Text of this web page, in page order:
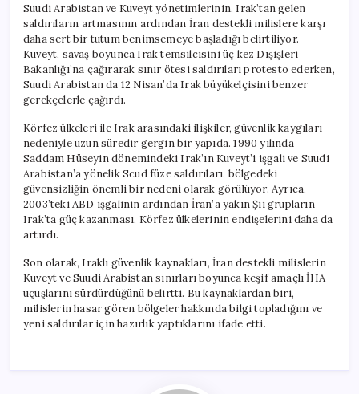
Suudi Arabistan ve Kuveyt yönetimlerinin, Irak’tan gelen
saldırıların artmasının ardından İran destekli milislere karşı
daha sert bir tutum benimsemeye başladığı belirtiliyor.
Kuveyt, savaş boyunca Irak temsilcisini üç kez Dışişleri
Bakanlığı’na çağırarak sınır ötesi saldırıları protesto ederken,
Suudi Arabistan da 12 Nisan’da Irak büyükelçisini benzer
gerekçelerle çağırdı.
Körfez ülkeleri ile Irak arasındaki ilişkiler, güvenlik kaygıları
nedeniyle uzun süredir gergin bir yapıda. 1990 yılında
Saddam Hüseyin dönemindeki Irak’ın Kuveyt’i işgali ve Suudi
Arabistan’a yönelik Scud füze saldırıları, bölgedeki
güvensizliğin önemli bir nedeni olarak görülüyor. Ayrıca,
2003’teki ABD işgalinin ardından İran’a yakın Şii grupların
Irak’ta güç kazanması, Körfez ülkelerinin endişelerini daha da
artırdı.
Son olarak, Iraklı güvenlik kaynakları, İran destekli milislerin
Kuveyt ve Suudi Arabistan sınırları boyunca keşif amaçlı İHA
uçuşlarını sürdürdüğünü belirtti. Bu kaynaklardan biri,
milislerin hasar gören bölgeler hakkında bilgi topladığını ve
yeni saldırılar için hazırlık yaptıklarını ifade etti.